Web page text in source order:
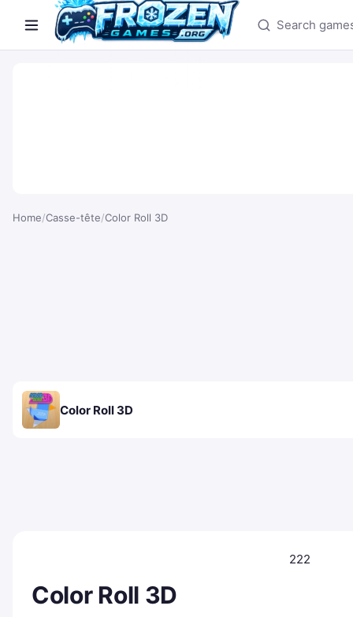
Search games
Home/Casse-tête/Color Roll 3D
Color Roll 3D
222
Color Roll 3D